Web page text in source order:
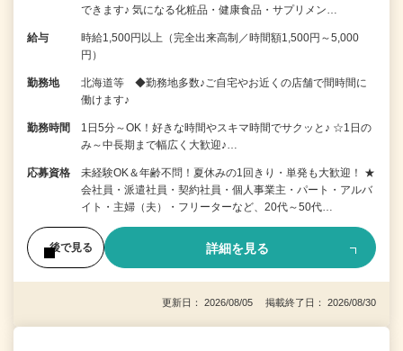
できます♪ 気になる化粧品・健康食品・サプリメン…
給与
時給1,500円以上（完全出来高制／時間額1,500円～5,000
円）
勤務地
北海道等 ◆勤務地多数♪ご自宅やお近くの店舗で間時間に
働けます♪
勤務時間
1日5分～OK！好きな時間やスキマ時間でサクッと♪ ☆1日の
み～中長期まで幅広く大歓迎♪…
応募資格
未経験OK＆年齢不問！夏休みの1回きり・単発も大歓迎！ ★
会社員・派遣社員・契約社員・個人事業主・パート・アルバ
イト・主婦（夫）・フリーターなど、20代～50代…
後で見る 詳細を見る
更新日： 2026/08/05 掲載終了日： 2026/08/30